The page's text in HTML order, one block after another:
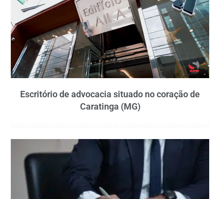
Escritório de advocacia situado no coração de
Caratinga (MG)